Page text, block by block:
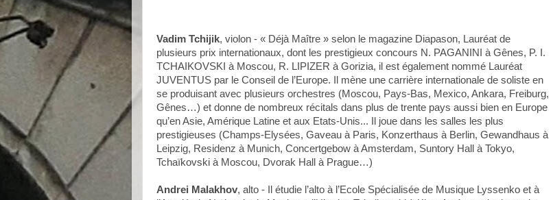
Vadim Tchijik, violon - « Déjà Maître » selon le magazine Diapason, Lauréat de
plusieurs prix internationaux, dont les prestigieux concours N. PAGANINI à Gênes, P. I.
TCHAIKOVSKI à Moscou, R. LIPIZER à Gorizia, il est également nommé Lauréat
JUVENTUS par le Conseil de l’Europe. Il mène une carrière internationale de soliste en
se produisant avec plusieurs orchestres (Moscou, Pays-Bas, Mexico, Ankara, Freiburg,
Gênes…) et donne de nombreux récitals dans plus de trente pays aussi bien en Europe
qu’en Asie, Amérique Latine et aux Etats-Unis... Il joue dans les salles les plus
prestigieuses (Champs-Elysées, Gaveau à Paris, Konzerthaus à Berlin, Gewandhaus à
Leipzig, Residenz à Munich, Concertgebow à Amsterdam, Suntory Hall à Tokyo,
Tchaïkovski à Moscou, Dvorak Hall à Prague…)
Andrei Malakhov, alto - Il étudie l’alto à l’Ecole Spécialisée de Musique Lyssenko et à